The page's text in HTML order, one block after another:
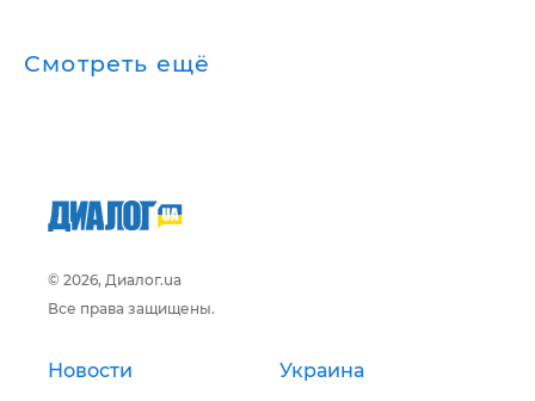
Смотреть ещё
© 2026, Диалог.ua
Все права защищены.
Новости Украина